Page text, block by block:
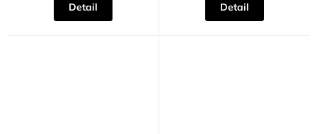
Detail Detail